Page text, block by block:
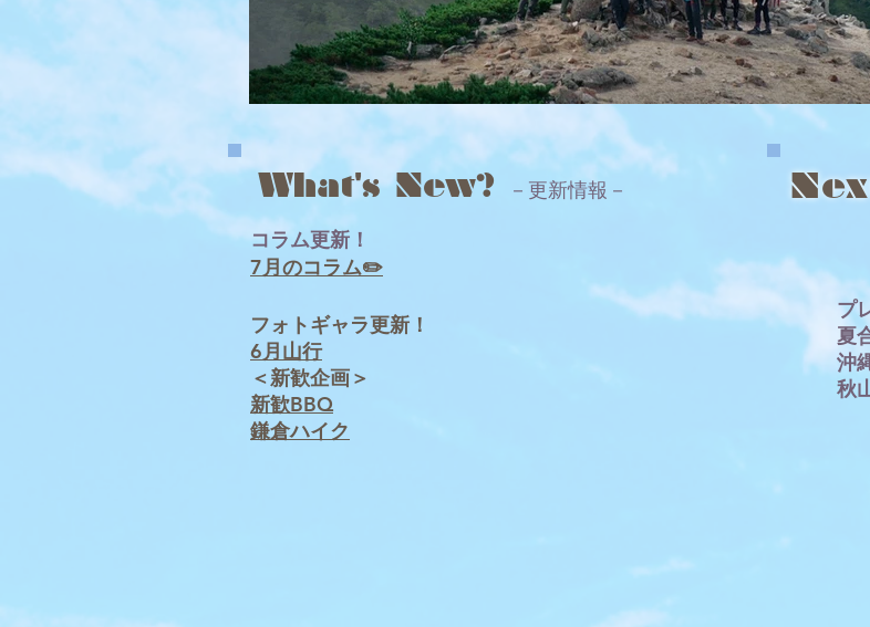
What's New? －更新情報－
コラム更新！
7月のコラム✏️
フォトギャラ更新！
6月山行
​＜新歓企画＞
新歓BBQ
鎌倉ハイク
プ
夏
沖
秋